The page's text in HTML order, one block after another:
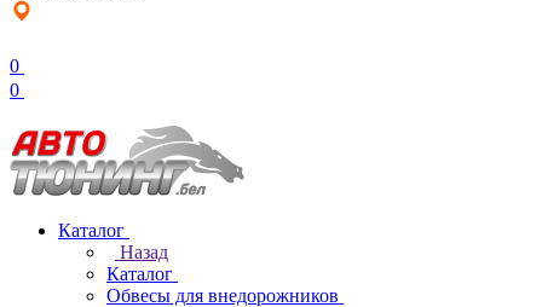
0
0
Каталог
Назад
Каталог
Обвесы для внедорожников